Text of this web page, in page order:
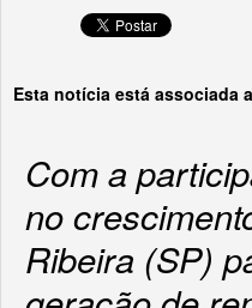
Esta notícia está associada
Com a
no
Ribeira (SP)